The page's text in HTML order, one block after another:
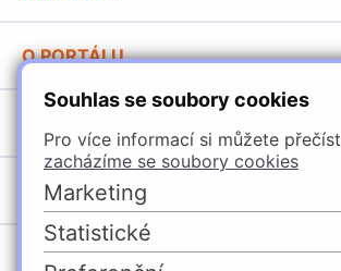
Souhlas se soubory cookies
Pro více informací si můžete přečíst
zacházíme se soubory cookies
Marketing
Statistické
Stavební katalog Häfele
Brožury Häfele
O PORTÁLU
Provozovatel portálu
Jak používat portál
Úchytky
Nábytkové kování
Vybavení kuchyní
POBOČKY
Špačince